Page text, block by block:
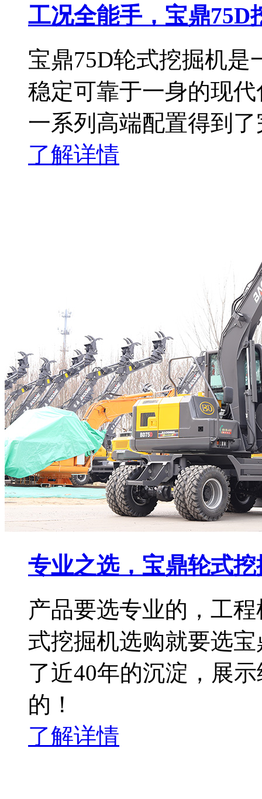
工况全能手，宝鼎75D
宝鼎75D轮式挖掘机
稳定可靠于一身的现
一系列高端配置得到
了解详情
专业之选，宝鼎轮式挖
产品要选专业的，工
式挖掘机选购就要选
了近40年的沉淀，展
的！
了解详情